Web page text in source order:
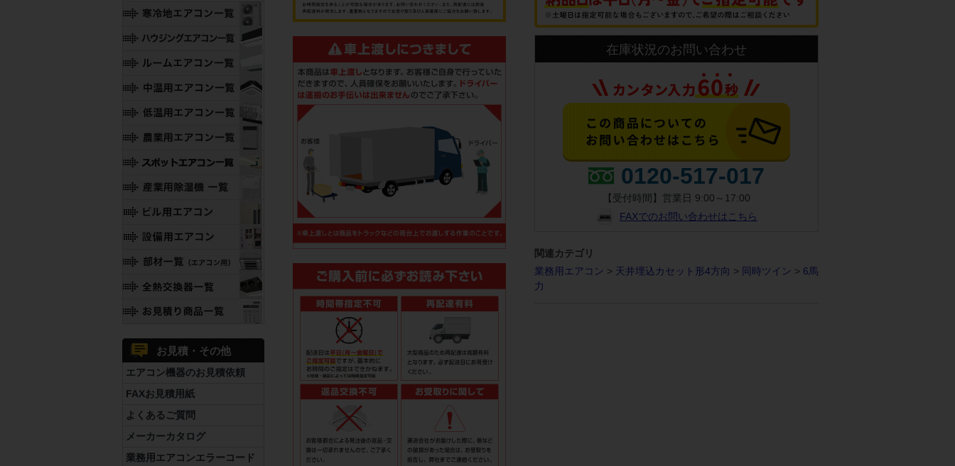
在庫状況のお問い合わせ
0120-517-017
【受付時間】営業日 9:00～17:00
FAXでのお問い合わせはこちら
関連カテゴリ
業務用エアコン > 天井埋込カセット形4方向 > 同時ツイン > 6馬
力
お見積・その他
エアコン機器のお見積依頼
FAXお見積用紙
よくあるご質問
メーカーカタログ
業務用エアコンエラーコード